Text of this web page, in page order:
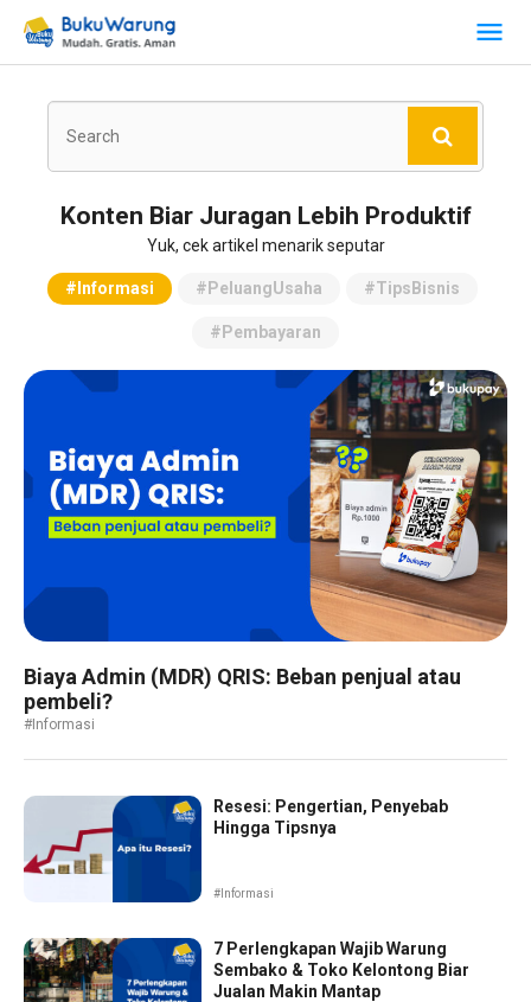
Konten Biar Juragan Lebih Produktif
Yuk, cek artikel menarik seputar
#Informasi #PeluangUsaha #TipsBisnis
#Pembayaran
Biaya Admin (MDR) QRIS: Beban penjual atau
pembeli?
#Informasi
Resesi: Pengertian, Penyebab
Hingga Tipsnya
#Informasi
7 Perlengkapan Wajib Warung
Sembako & Toko Kelontong Biar
Jualan Makin Mantap